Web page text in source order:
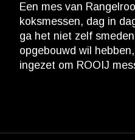
Een mes van
koksmessen, dag in
ga het niet zelf
opgebouwd wil
ingezet om ROOIJ